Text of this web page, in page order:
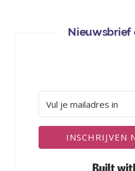
Nieuwsbrief
INSCHRIJVEN